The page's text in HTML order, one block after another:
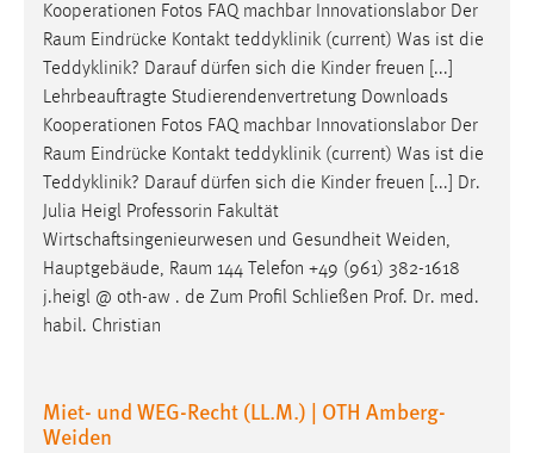
Kooperationen Fotos FAQ machbar Innovationslabor Der
Raum Eindrücke Kontakt teddyklinik (current) Was ist die
Teddyklinik? Darauf dürfen sich die Kinder freuen [...]
Lehrbeauftragte Studierendenvertretung Downloads
Kooperationen Fotos FAQ machbar Innovationslabor Der
Raum Eindrücke Kontakt teddyklinik (current) Was ist die
Teddyklinik? Darauf dürfen sich die Kinder freuen [...] Dr.
Julia Heigl Professorin Fakultät
Wirtschaftsingenieurwesen und Gesundheit Weiden,
Hauptgebäude, Raum 144 Telefon +49 (961) 382-1618
j.heigl @ oth-aw . de Zum Profil Schließen Prof. Dr. med.
habil. Christian
Miet- und WEG-Recht (LL.M.) | OTH Amberg-
Weiden